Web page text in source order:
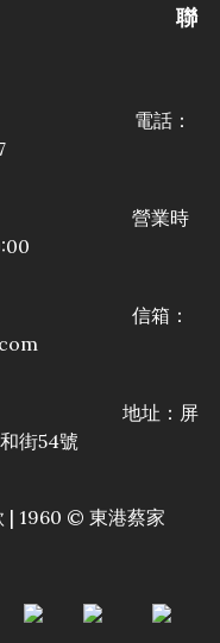
聯
：
時
：
屏
街54號
| 1960 © 東港蔡家